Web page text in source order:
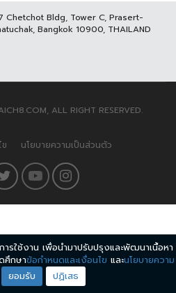
Chetchot Bldg, Tower C, Prasert-
Bangkok 10900, THAILAND
ALL RIGHT RESERVED.
นโยบายความเป็นส่วนตัว
ารใช้งาน เพื่อนำมาปรับปรุงและพัฒนาเนื้อหา
ศึกษาข้อกำหนดและเงื่อนไข และนโยบายความ
ยอมรับ ปฏิเสธ